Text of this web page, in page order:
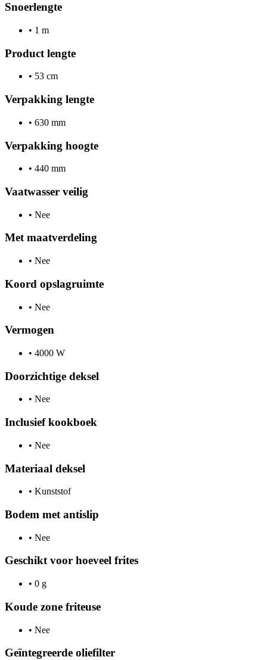
Snoerlengte
• 1 m
Product lengte
• 53 cm
Verpakking lengte
• 630 mm
Verpakking hoogte
• 440 mm
Vaatwasser veilig
• Nee
Met maatverdeling
• Nee
Koord opslagruimte
• Nee
Vermogen
• 4000 W
Doorzichtige deksel
• Nee
Inclusief kookboek
• Nee
Materiaal deksel
• Kunststof
Bodem met antislip
• Nee
Geschikt voor hoeveel frites
• 0 g
Koude zone friteuse
• Nee
Geïntegreerde oliefilter